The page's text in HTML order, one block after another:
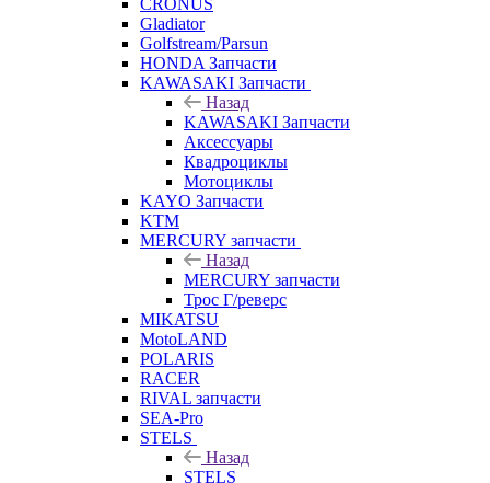
CRONUS
Gladiator
Golfstream/Parsun
HONDA Запчасти
KAWASAKI Запчасти
Назад
KAWASAKI Запчасти
Аксессуары
Квадроциклы
Мотоциклы
KAYO Запчасти
KTM
MERCURY запчасти
Назад
MERCURY запчасти
Трос Г/реверс
MIKATSU
MotoLAND
POLARIS
RACER
RIVAL запчасти
SEA-Pro
STELS
Назад
STELS